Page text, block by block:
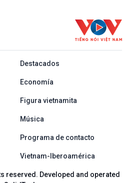
Tây ban nha
Destacados
Economía
Figura vietnamita
Música
Programa de contacto
Vietnam-Iberoamérica
reserved. Developed and operated